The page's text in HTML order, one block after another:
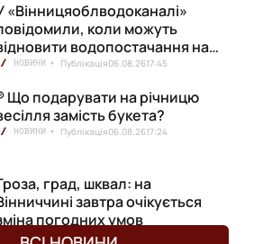
«Вінницяоблводоканалі»
коли можуть
водопостачання на
лівобережжі міста
НОВИНИ Публікація06.08.2617:45
Що подарувати на річницю
замість букета?
НОВИНИ Публікація06.08.2617:24
град, шквал: на
завтра очікується
погодних умов
НОВИНИ Публікація06.08.26